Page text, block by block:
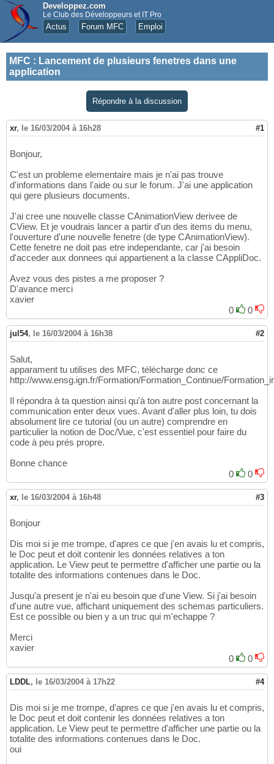
Developpez.com
Le Club des Développeurs et IT Pro
Actus Forum MFC Emploi
MFC : Lancement de plusieurs fenetres dans une
application
Répondre à la discussion
xr, le 16/03/2004 à 16h28 #1
Bonjour,
C'est un probleme elementaire mais je n'ai pas trouve
d'informations dans l'aide ou sur le forum. J'ai une application
qui gere plusieurs documents.
J'ai cree une nouvelle classe CAnimationView derivee de
CView. Et je voudrais lancer a partir d'un des items du menu,
l'ouverture d'une nouvelle fenetre (de type CAnimationView).
Cette fenetre ne doit pas etre independante, car j'ai besoin
d'acceder aux donnees qui appartienent a la classe CAppliDoc.
Avez vous des pistes a me proposer ?
D'avance merci
xavier
0
0
jul54, le 16/03/2004 à 16h38 #2
Salut,
apparament tu utilises des MFC, télécharge donc ce
http://www.ensg.ign.fr/Formation/Formation_Continue/
Il répondra à ta question ainsi qu'à ton autre post concernant la
communication enter deux vues. Avant d'aller plus loin, tu dois
absolument lire ce tutorial (ou un autre) comprendre en
particulier la notion de Doc/Vue, c'est essentiel pour faire du
code à peu prés propre.
Bonne chance
0
0
xr, le 16/03/2004 à 16h48 #3
Bonjour
Dis moi si je me trompe, d'apres ce que j'en avais lu et compris,
le Doc peut et doit contenir les données relatives a ton
application. Le View peut te permettre d'afficher une partie ou la
totalite des informations contenues dans le Doc.
Jusqu'a present je n'ai eu besoin que d'une View. Si j'ai besoin
d'une autre vue, affichant uniquement des schemas particuliers.
Est ce possible ou bien y a un truc qui m'echappe ?
Merci
xavier
0
0
LDDL, le 16/03/2004 à 17h22 #4
Dis moi si je me trompe, d'apres ce que j'en avais lu et compris,
le Doc peut et doit contenir les données relatives a ton
application. Le View peut te permettre d'afficher une partie ou la
totalite des informations contenues dans le Doc.
oui